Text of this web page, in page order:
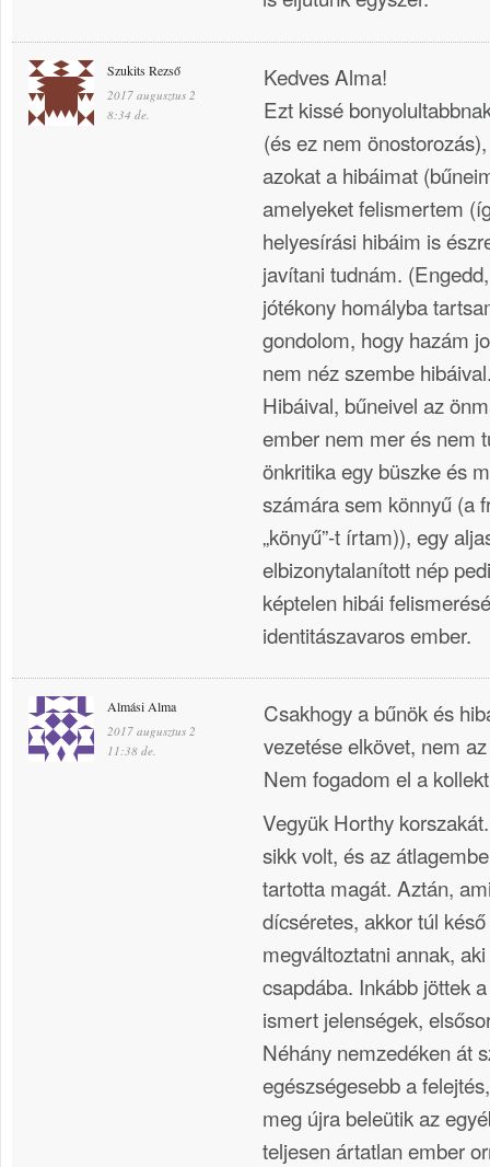
Szukits Rezső
2017 augusztus 2
8:34 de.
Kedves Alma!
Ezt kissé
(és ez nem
azokat a hibáimat
amelyeket felismertem
helyesírási hibáim is
javítani tudnám.
jótékony homályba
gondolom, hogy hazám
nem néz szembe
Hibáival, bűneivel az
ember nem mer és nem
önkritika egy büszke és
számára sem könnyű (a
„könyű”-t írtam)), egy
elbizonytalanított nép
képtelen hibái
identitászavaros ember.
Almási Alma
2017 augusztus 2
11:38 de.
Csakhogy a bűnök és
vezetése elkövet, nem
Nem fogadom el a
Vegyük Horthy
sikk volt, és az
tartotta magát. Aztán,
dícséretes, akkor túl
megváltoztatni annak,
csapdába. Inkább jöttek
ismert jelenségek,
Néhány nemzedéken át
egészségesebb a
meg újra beleütik az
teljesen ártatlan ember